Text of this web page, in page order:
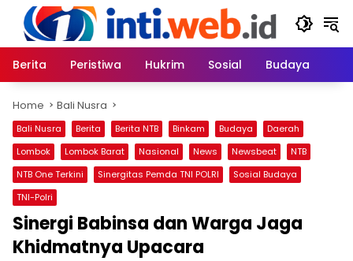
content
Berita
Peristiwa Hukrim Sosial Budaya
Home Bali Nusra
Bali Nusra Berita Berita NTB Binkam Budaya
Daerah
Lombok
Lombok Barat Nasional News Newsbeat
NTB
NTB One Terkini
Sinergitas Pemda TNI POLRI
Sosial Budaya
TNI-Polri
Sinergi Babinsa dan Warga Jaga
Khidmatnya Upacara